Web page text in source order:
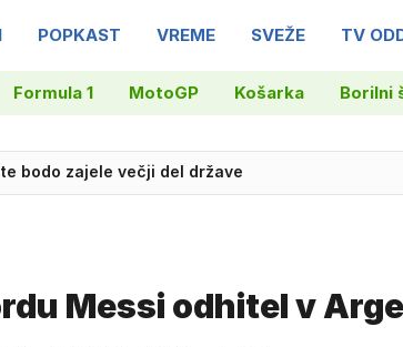
POPKAST VREME SVEŽE TV
Formula 1 MotoGP Košarka Borilni
do 18 let po zmagi nad Dansko v finalu
Messi odhitel v